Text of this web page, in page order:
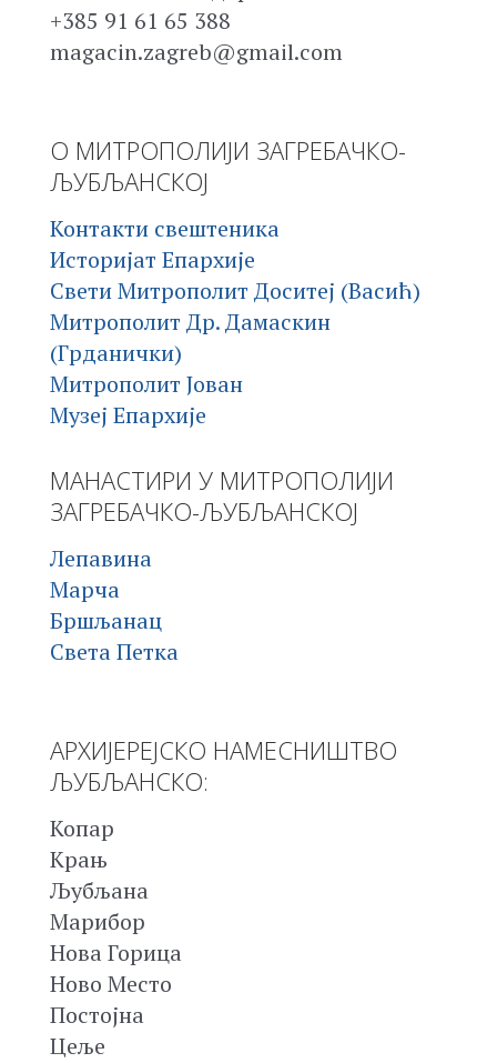
+385 91 61 65 388
magacin.zagreb@gmail.com
О МИТРОПОЛИЈИ ЗАГРЕБАЧКО-
ЉУБЉАНСКОЈ
Контакти свештеника
Историјат Епархије
Свети Митрополит Доситеј (Васић)
Митрополит Др. Дамаскин
(Грданички)
Митрополит Јован
Музеј Епархије
МАНАСТИРИ У МИТРОПОЛИЈИ
ЗАГРЕБАЧКО-ЉУБЉАНСКОЈ
Лепавина
Марча
Бршљанац
Света Петка
АРХИЈЕРЕЈСКО НАМЕСНИШТВО
ЉУБЉАНСКО:
Копар
Крањ
Љубљана
Марибор
Нова Горица
Ново Место
Постојна
Цеље